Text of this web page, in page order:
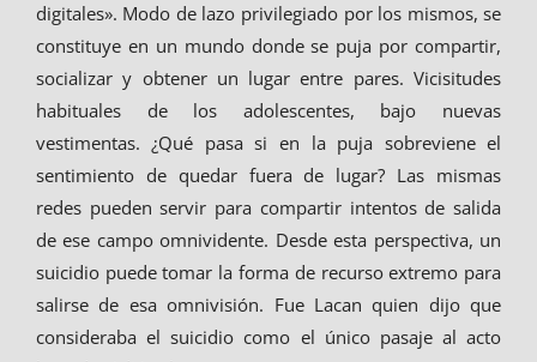
digitales». Modo de lazo privilegiado por los mismos, se
constituye en un mundo donde se puja por compartir,
socializar y obtener un lugar entre pares. Vicisitudes
habituales de los adolescentes, bajo nuevas
vestimentas. ¿Qué pasa si en la puja sobreviene el
sentimiento de quedar fuera de lugar? Las mismas
redes pueden servir para compartir intentos de salida
de ese campo omnividente. Desde esta perspectiva, un
suicidio puede tomar la forma de recurso extremo para
salirse de esa omnivisión. Fue Lacan quien dijo que
consideraba el suicidio como el único pasaje al acto